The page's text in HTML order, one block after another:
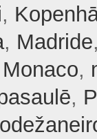
,
, Madride
Monaco,
,